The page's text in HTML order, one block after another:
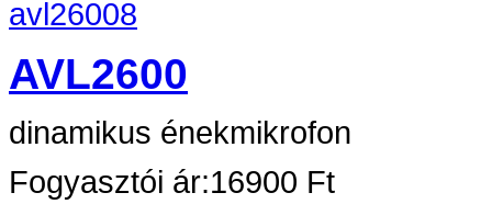
AVL2600
dinamikus énekmikrofon
Fogyasztói ár:16900 Ft